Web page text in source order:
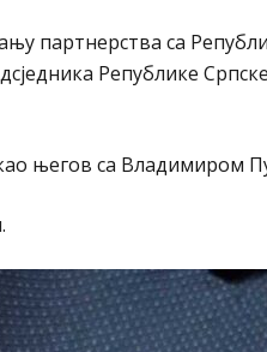
партнерства са
Републике
његов са Владимиром